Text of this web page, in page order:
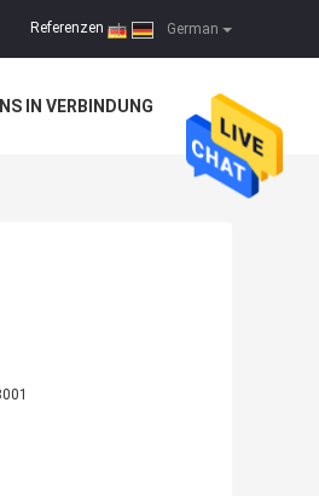
German
Referenzen |
IN VERBINDUNG